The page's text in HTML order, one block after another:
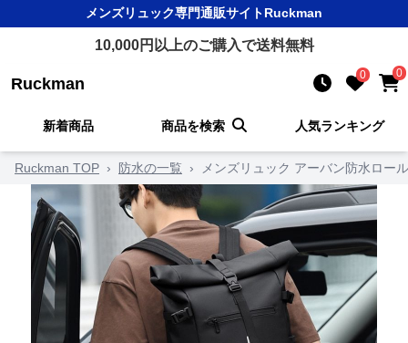
メンズリュック専門通販サイトRuckman
10,000円以上のご購入で送料無料
Ruckman 0 0
新着商品 商品を検索 人気ランキング
Ruckman TOP › 防水の一覧 › メンズリュック アーバン防水ロー